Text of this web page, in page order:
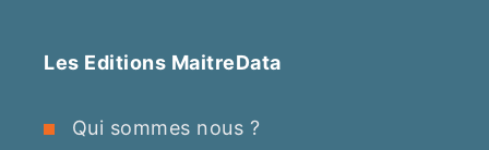
Les Editions MaitreData
Qui sommes nous ?